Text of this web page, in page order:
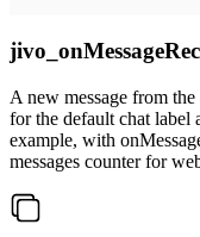
A new message from
for the default chat label
example, with
messages counter for